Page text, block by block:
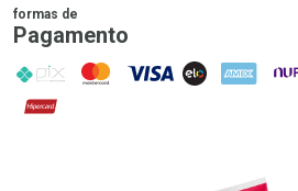
formas de
Pagamento
PIX MasterCard
VISA ELO AMEX
Hipercard
Promoção em